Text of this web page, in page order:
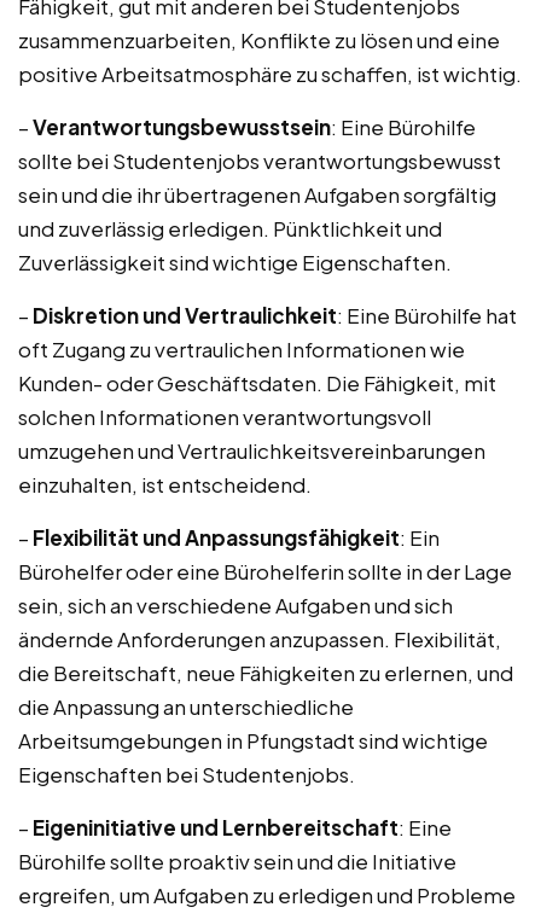
Fähigkeit, gut mit anderen bei Studentenjobs
zusammenzuarbeiten, Konflikte zu lösen und eine
positive Arbeitsatmosphäre zu schaffen, ist wichtig.
–Verantwortungsbewusstsein: Eine Bürohilfe
sollte bei Studentenjobs verantwortungsbewusst
sein und die ihr übertragenen Aufgaben sorgfältig
und zuverlässig erledigen. Pünktlichkeit und
Zuverlässigkeit sind wichtige Eigenschaften.
– Diskretion und Vertraulichkeit: Eine Bürohilfe hat
oft Zugang zu vertraulichen Informationen wie
Kunden- oder Geschäftsdaten. Die Fähigkeit, mit
solchen Informationen verantwortungsvoll
umzugehen und Vertraulichkeitsvereinbarungen
einzuhalten, ist entscheidend.
– Flexibilität und Anpassungsfähigkeit: Ein
Bürohelfer oder eine Bürohelferin sollte in der Lage
sein, sich an verschiedene Aufgaben und sich
ändernde Anforderungen anzupassen. Flexibilität,
die Bereitschaft, neue Fähigkeiten zu erlernen, und
die Anpassung an unterschiedliche
Arbeitsumgebungen in Pfungstadt sind wichtige
Eigenschaften bei Studentenjobs.
– Eigeninitiative und Lernbereitschaft: Eine
Bürohilfe sollte proaktiv sein und die Initiative
ergreifen, um Aufgaben zu erledigen und Probleme